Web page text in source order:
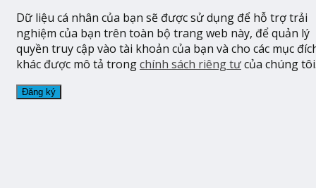
Dữ liệu cá nhân của bạn sẽ được sử dụng để hỗ trợ trải
nghiệm của bạn trên toàn bộ trang web này, để quản lý
quyền truy cập vào tài khoản của bạn và cho các mục
khác được mô tả trongchính sách riêng tưcủa chúng
Đăng ký